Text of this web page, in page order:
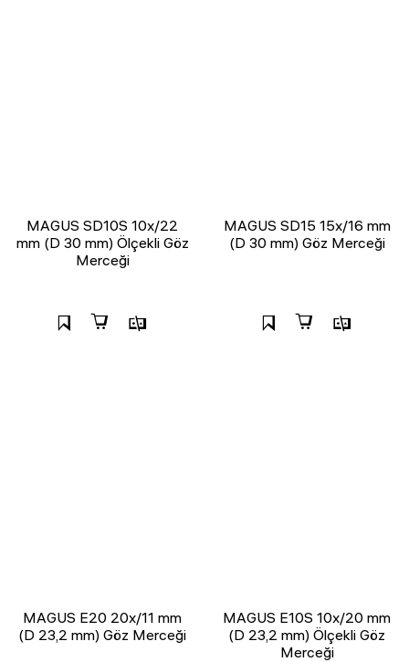
MAGUS SD10S 10х/22
mm (D 30 mm) Ölçekli Göz
Merceği
MAGUS SD15 15x/16 mm
(D 30 mm) Göz Merceği
MAGUS E20 20х/11 mm
(D 23,2 mm) Göz Merceği
MAGUS E10S 10х/20 mm
(D 23,2 mm) Ölçekli Göz
Merceği